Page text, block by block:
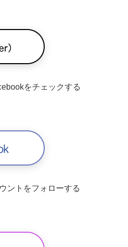
をチェックする
ントをフォローする